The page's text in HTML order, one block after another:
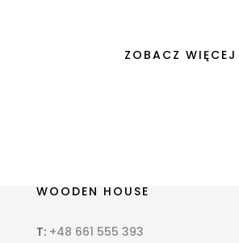
ZOBACZ WIĘCEJ
WOODEN HOUSE
T: +48 661 555 393